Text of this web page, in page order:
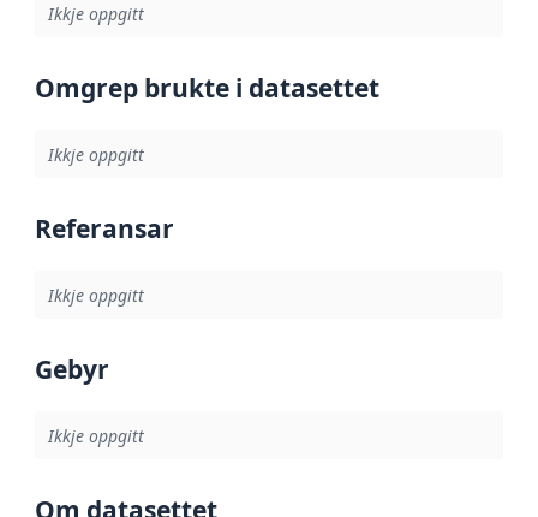
Ikkje oppgitt
Omgrep brukte i datasettet
Ikkje oppgitt
Referansar
Ikkje oppgitt
Gebyr
Ikkje oppgitt
Om datasettet